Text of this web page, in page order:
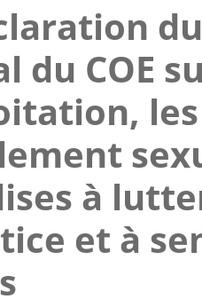
du COE
à
et à